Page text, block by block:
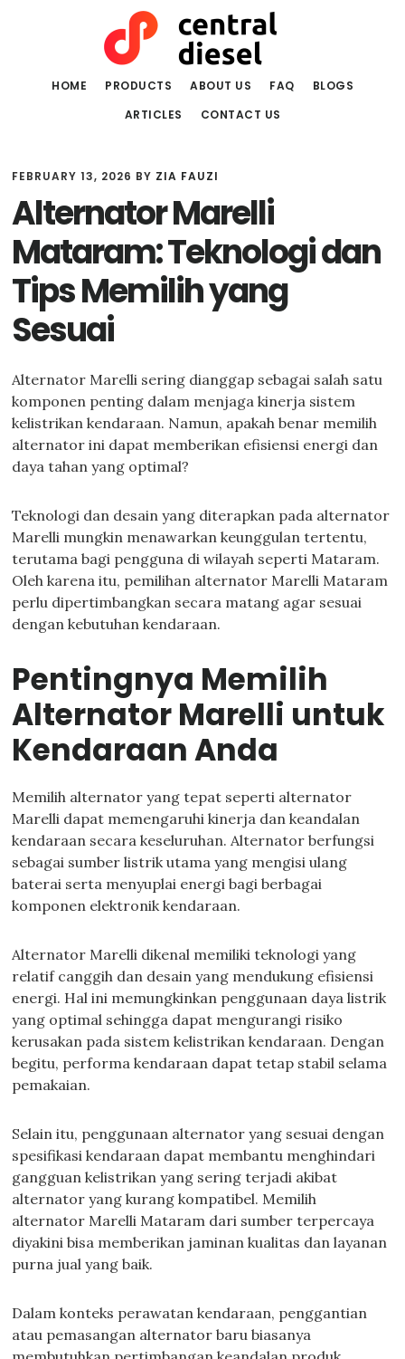
HOME PRODUCTS ABOUT US FAQ
BLOGS
ARTICLES
CONTACT US
FEBRUARY 13, 2026 BY ZIA FAUZI
Alternator Marelli
Mataram: Teknologi dan
Tips Memilih yang
Sesuai
Alternator Marelli sering dianggap sebagai salah satu
komponen penting dalam menjaga kinerja sistem
kelistrikan kendaraan. Namun, apakah benar memilih
alternator ini dapat memberikan efisiensi energi dan
daya tahan yang optimal?
Teknologi dan desain yang diterapkan pada alternator
Marelli mungkin menawarkan keunggulan tertentu,
terutama bagi pengguna di wilayah seperti Mataram.
Oleh karena itu, pemilihan alternator Marelli Mataram
perlu dipertimbangkan secara matang agar sesuai
dengan kebutuhan kendaraan.
Pentingnya Memilih
Alternator Marelli untuk
Kendaraan Anda
Memilih alternator yang tepat seperti alternator
Marelli dapat memengaruhi kinerja dan keandalan
kendaraan secara keseluruhan. Alternator berfungsi
sebagai sumber listrik utama yang mengisi ulang
baterai serta menyuplai energi bagi berbagai
komponen elektronik kendaraan.
Alternator Marelli dikenal memiliki teknologi yang
relatif canggih dan desain yang mendukung efisiensi
energi. Hal ini memungkinkan penggunaan daya listrik
yang optimal sehingga dapat mengurangi risiko
kerusakan pada sistem kelistrikan kendaraan. Dengan
begitu, performa kendaraan dapat tetap stabil selama
pemakaian.
Selain itu, penggunaan alternator yang sesuai dengan
spesifikasi kendaraan dapat membantu menghindari
gangguan kelistrikan yang sering terjadi akibat
alternator yang kurang kompatibel. Memilih
alternator Marelli Mataram dari sumber terpercaya
diyakini bisa memberikan jaminan kualitas dan layanan
purna jual yang baik.
Dalam konteks perawatan kendaraan, penggantian
atau pemasangan alternator baru biasanya